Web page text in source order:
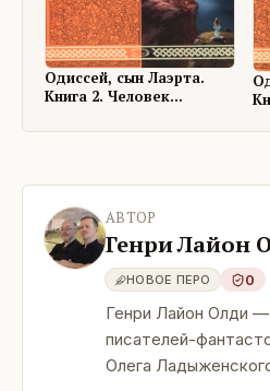
Одиссей, сын Лаэрта.
Книга 2. Человек
АВТОР
Генри Лайон
НОВОЕ ПЕРО 0
Генри Лайон Олди
писателей-
Олега